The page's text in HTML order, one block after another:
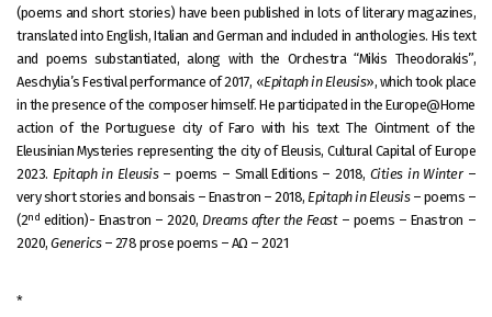
(poems and short stories) have been published in lots of literary magazines,
translated into English, Italian and German and included in anthologies. His text
and poems substantiated, along with the Orchestra “Mikis Theodorakis”,
Aeschylia’s Festival performance of 2017, «Epitaph in Eleusis», which took place
in the presence of the composer himself. He participated in the Europe@Home
action of the Portuguese city of Faro with his text The Ointment of the
Eleusinian Mysteries representing the city of Eleusis, Cultural Capital of Europe
2023. Epitaph in Eleusis– poems – Small Editions – 2018, Cities in Winter–
very short stories and bonsais – Enastron – 2018, Epitaph in Eleusis– poems –
(2nd edition)- Enastron – 2020,Dreams after the Feast– poems – Enastron –
2020, Generics– 278 prose poems – AΩ – 2021
*